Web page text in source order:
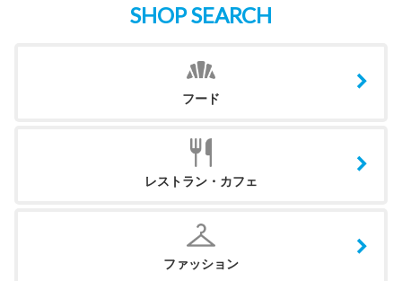
SHOP SEARCH
フード
レストラン・カフェ
ファッション